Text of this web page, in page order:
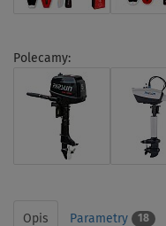
Polecamy:
Opis Parametry 18